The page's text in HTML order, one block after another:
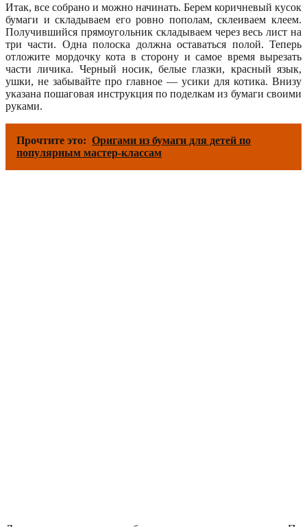
Итак, все собрано и можно начинать. Берем коричневый кусок
бумаги и складываем его ровно пополам, склеиваем клеем.
Получившийся прямоугольник складываем через весь лист на
три части. Одна полоска должна оставаться полой. Теперь
отложите мордочку кота в сторону и самое время вырезать
части личика. Черный носик, белые глазки, красный язык,
ушки, не забывайте про главное — усики для котика. Внизу
указана пошаговая инструкция по поделкам из бумаги своими
руками.
Прочтите это: Оригами из бумаги для детей по
популярным мастер-классам